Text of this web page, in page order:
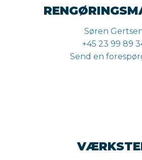
Søren
+45 23 99 89
Send en